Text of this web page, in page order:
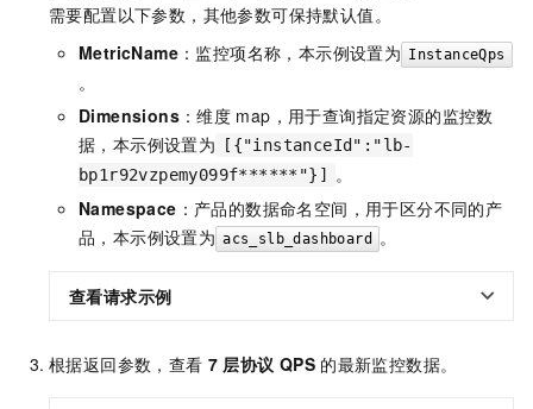
需要配置以下参数，其他参数可保持默认值。
MetricName ：监控项名称，本示例设置为 InstanceQps
。
Dimensions ：维度 map，用于查询指定资源的监控数
据，本示例设置为
[{"instanceId":"lb-
bp1r92vzpemy099f******"}]
。
Namespace ：产品的数据命名空间，用于区分不同的产
品，本示例设置为 acs_slb_dashboard 。
查看请求示例
根据返回参数，查看 7 层协议 QPS 的最新监控数据。